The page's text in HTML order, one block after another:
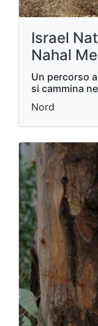
Israel
Nahal
Un percorso
si cammina
Nord